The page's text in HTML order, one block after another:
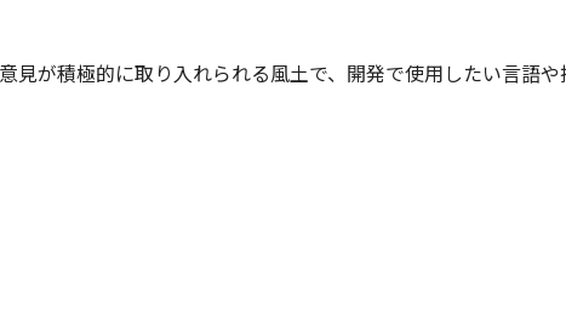
見が積極的に取り入れられる風土で、開発で使用したい言語